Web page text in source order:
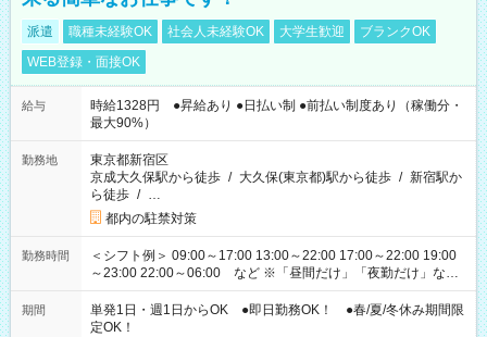
派遣 職種未経験OK 社会人未経験OK 大学生歓迎
ブランクOK
WEB登録・面接OK
給与
時給1328円 ●昇給あり ●日払い制 ●前払い制度あり（稼働分・
最大90%）
勤務地
東京都新宿区
京成大久保駅から徒歩 / 大久保(東京都)駅から徒歩 / 新宿駅か
ら徒歩 / …
都内の駐禁対策
勤務時間
＜シフト例＞ 09:00～17:00 13:00～22:00 17:00～22:00 19:00
～23:00 22:00～06:00 など ※「昼間だけ」「夜勤だけ」など
の希望OK
期間
単発1日・週1日からOK ●即日勤務OK！ ●春/夏/冬休み期間限
定OK！